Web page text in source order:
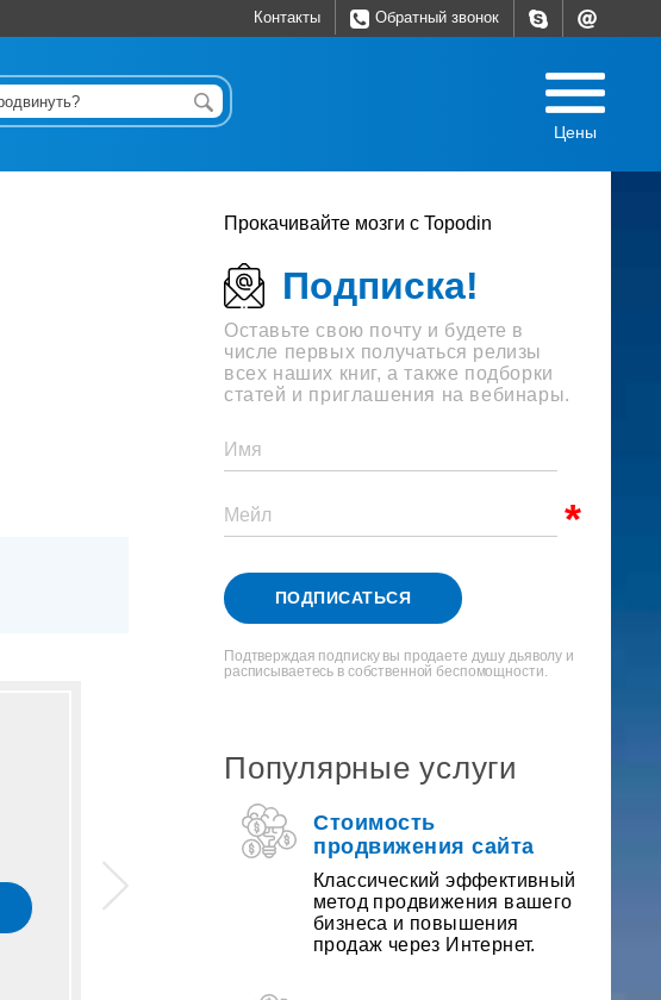
Контакты Обратный звонок
Цены
Приведи
друга
ПОЛУЧИ
СКИДКУ
Прокачивайте мозги с Topodin
Подписка!
Оставьте свою почту и будете в
числе первых получаться релизы
всех наших книг, а также подборки
статей и приглашения на вебинары.
ПОДПИСАТЬСЯ
Подтверждая подписку вы продаете душу дьяволу и
расписываетесь в собственной беспомощности.
Популярные услуги
Стоимость
продвижения сайта
Классический эффективный
метод продвижения вашего
бизнеса и повышения
продаж через Интернет.